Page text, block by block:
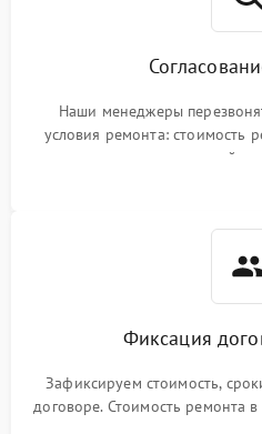
Наши менеджеры
условия ремонта: стоимость
Фиксация
Зафиксируем стоимость,
договоре. Стоимость ремонта